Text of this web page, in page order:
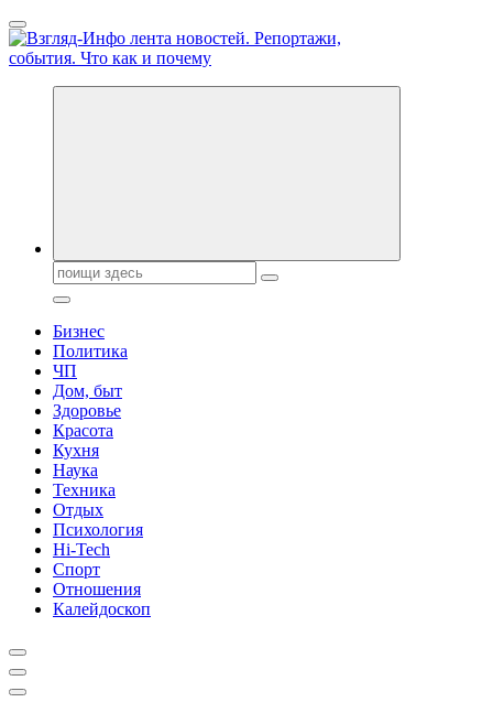
Перейти
к
содержанию
Обо всем и обо всех, что зачем и почему. Новости политики,
Поиск:
Бизнес
Политика
ЧП
Дом, быт
Здоровье
Красота
Кухня
Наука
Техника
Отдых
Психология
Hi-Tech
Спорт
Отношения
Калейдоскоп